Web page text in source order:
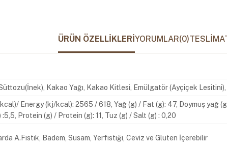
ÜRÜN ÖZELLIKLERIYORUMLAR(0)
Kakao Yağı, Kakao Kitlesi, Emülgatör (Ayçiçek Lesitini),
Energy (kj/kcal): 2565 / 618, Yağ (g) / Fat (g): 47, Doymuş yağ
Protein (g) / Protein (g): 11, Tuz (g) / Salt (g) : 0,20
A.Fıstık, Badem, Susam, Yerfıstığı, Ceviz ve Gluten İçerebilir